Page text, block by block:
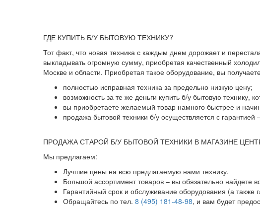
ГДЕ КУПИТЬ Б/У БЫТОВУЮ ТЕХНИКУ?
Тот факт, что новая техника с каждым днем дорожает и
выкладывать огромную сумму, приобретая качественный
Москве и области. Приобретая такое оборудование, вы
полностью исправная техника за предельно низкую цену;
возможность за те же деньги купить б/у бытовую технику,
вы приобретаете желаемый товар намного быстрее и
продажа бытовой техники б/у осуществляется с
ПРОДАЖА СТАРОЙ Б/У БЫТОВОЙ ТЕХНИКИ В МАГАЗИНЕ
Мы предлагаем:
Лучшие цены на всю предлагаемую нами технику.
Большой ассортимент товаров – вы обязательно найдете
Гарантийный срок и обслуживание оборудования (а
Обращайтесь по тел. 8 (495) 181-48-98, и вам будет